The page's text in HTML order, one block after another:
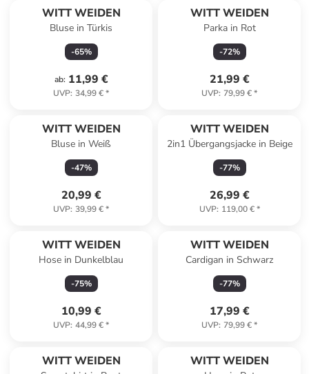
WITT WEIDEN
Bluse in Türkis
-65%
ab: 11,99 €
UVP: 34,99 €*
WITT WEIDEN
Parka in Rot
-72%
21,99 €
UVP: 79,99 €*
WITT WEIDEN
Bluse in Weiß
-47%
20,99 €
UVP: 39,99 €*
WITT WEIDEN
2in1 Übergangsjacke in Beige
-77%
26,99 €
UVP: 119,00 €*
WITT WEIDEN
Hose in Dunkelblau
-75%
10,99 €
UVP: 44,99 €*
WITT WEIDEN
Cardigan in Schwarz
-77%
17,99 €
UVP: 79,99 €*
WITT WEIDEN WITT WEIDEN